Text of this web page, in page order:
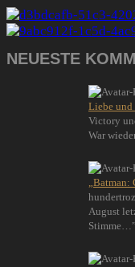
NEUESTE
Liebe und
Victory
War
„Batman:
August
Stimme… ”